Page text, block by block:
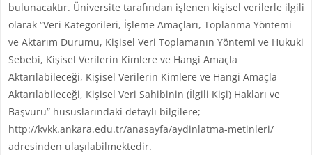
bulunacaktır. Üniversite tarafından işlenen kişisel verilerle ilgili
olarak “Veri Kategorileri, İşleme Amaçları, Toplanma Yöntemi
ve Aktarım Durumu, Kişisel Veri Toplamanın Yöntemi ve Hukuki
Sebebi, Kişisel Verilerin Kimlere ve Hangi Amaçla
Aktarılabileceği, Kişisel Verilerin Kimlere ve Hangi Amaçla
Aktarılabileceği, Kişisel Veri Sahibinin (İlgili Kişi) Hakları ve
Başvuru” hususlarındaki detaylı bilgilere;
http://kvkk.ankara.edu.tr/anasayfa/aydinlatma-metinleri/
adresinden ulaşılabilmektedir.